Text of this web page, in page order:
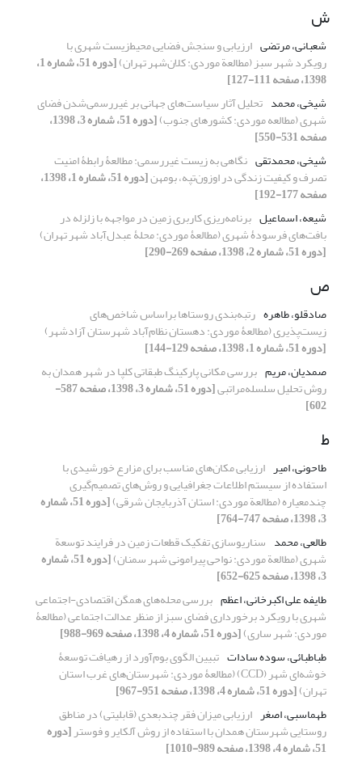
ش
شعبانی، مرتضی ارزیابی و سنجش فضایی محیط‌زیست شهری با
رویکرد شهر سبز (مطالعة موردی: کلان‌شهر تهران) [دوره 51، شماره 1،
1398، صفحه 111-127]
شیخی، محمد تحلیل آثار سیاست‌های جهانی بر غیررسمی‌شدن فضای
شهری (مطالعه موردی: کشورهای جنوب) [دوره 51، شماره 3، 1398،
صفحه 531-550]
شیخی، محمدتقی نگاهی به زیست غیررسمی: مطالعۀ رابطۀ امنیت
تصرف و کیفیت زندگی در اوزون‌تپه، بومهن [دوره 51، شماره 1، 1398،
صفحه 177-192]
شیعه، اسماعیل برنامه‌ریزی کاربری زمین در مواجهه با زلزله در
بافت‌های فرسودۀ شهری (مطالعۀ موردی: محلۀ عبدل‌آباد شهر تهران)
[دوره 51، شماره 2، 1398، صفحه 269-290]
ص
صادقلو، طاهره رتبه‌بندی روستاها براساس شاخص‌های
زیست‌پذیری (مطالعۀ موردی: دهستان نظام‌آباد شهرستان آزادشهر)
[دوره 51، شماره 1، 1398، صفحه 129-144]
صمدیان، مریم بررسی مکانی پارکینگ طبقاتی کلپا در شهر همدان به‌
روش تحلیل سلسله‌مراتبی [دوره 51، شماره 3، 1398، صفحه 587-
602]
ط
طاحونی، امیر ارزیابی مکان‌های مناسب برای مزارع خورشیدی با
استفاده از سیستم اطلاعات جغرافیایی و روش‌های تصمیم‌گیری
چندمعیاره (مطالعة موردی: استان آذربایجان شرقی) [دوره 51، شماره
3، 1398، صفحه 747-764]
طالعی، محمد سناریوسازی تفکیک قطعات زمین در فرایند توسعة
شهری (مطالعة موردی: نواحی پیرامونی شهر سمنان) [دوره 51، شماره
3، 1398، صفحه 625-652]
طایفه علی اکبرخانی، اعظم بررسی محله‌های همگن اقتصادی-اجتماعی
شهری با رویکرد برخورداری فضای سبز از منظر عدالت اجتماعی (مطالعۀ
موردی: شهر ساری)[دوره 51، شماره 4، 1398، صفحه 969-988]
طباطبائی، سوده سادات تبیین الگوی بوم‌آورد از رهیافت توسعۀ
خوشه‌ای شهر (CCD) (مطالعۀ موردی: شهرستان‌های غرب استان
تهران)[دوره 51، شماره 4، 1398، صفحه 951-967]
طهماسبی، اصغر ارزیابی میزان فقر چندبعدی (قابلیتی) در مناطق
روستایی شهرستان همدان با استفاده از روش آلکایر و فوستر[دوره
51، شماره 4، 1398، صفحه 989-1010]